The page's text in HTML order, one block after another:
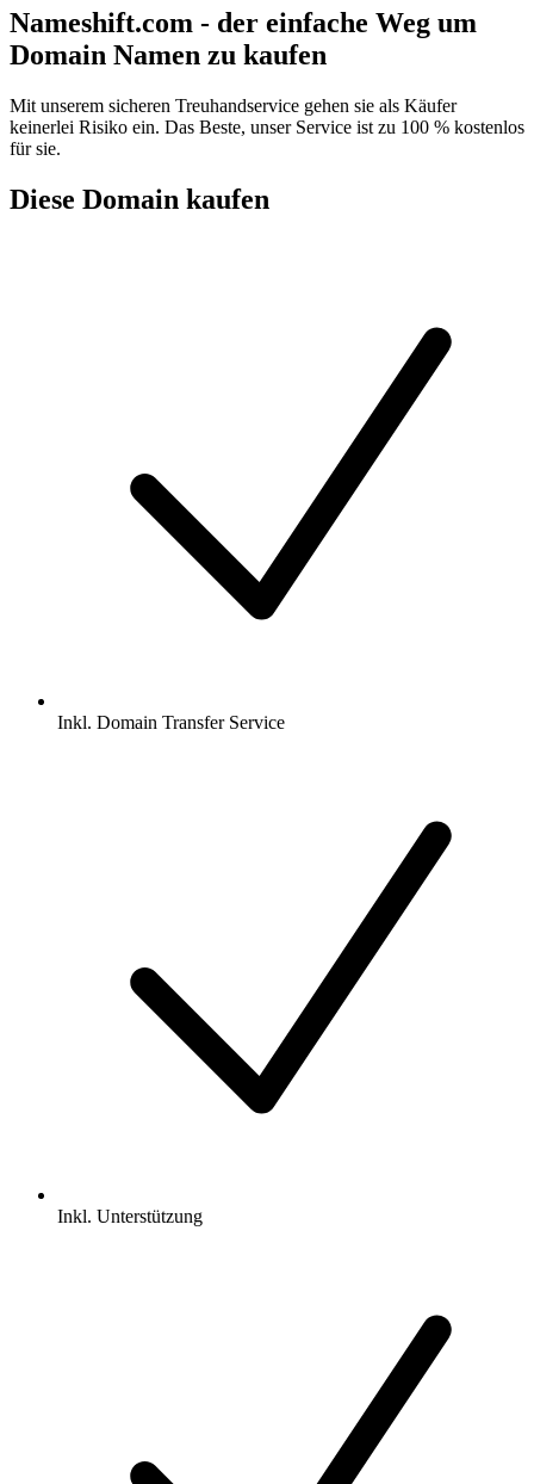
Nameshift.com - der einfache Weg um
Domain Namen zu kaufen
Mit unserem sicheren Treuhandservice gehen sie als Käufer
keinerlei Risiko ein. Das Beste, unser Service ist zu 100 % kostenlos
für sie.
Diese Domain kaufen
Inkl. Domain Transfer Service
Inkl. Unterstützung